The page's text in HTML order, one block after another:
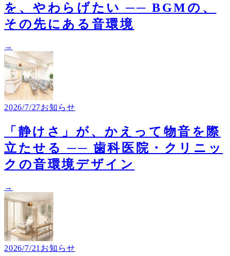
を、やわらげたい ── BGMの、
その先にある音環境
→
2026/7/27お知らせ
「静けさ」が、かえって物音を際
立たせる ── 歯科医院・クリニッ
クの音環境デザイン
→
2026/7/21 お知らせ